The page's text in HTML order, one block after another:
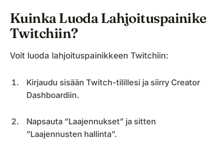
Kuinka Luoda Lahjoituspainike
Twitchiin?
Voit luoda lahjoituspainikkeen Twitchiin:
Kirjaudu sisään Twitch-tilillesi ja siirry Creator
Dashboardiin.
Napsauta ”Laajennukset” ja sitten
”Laajennusten hallinta”.